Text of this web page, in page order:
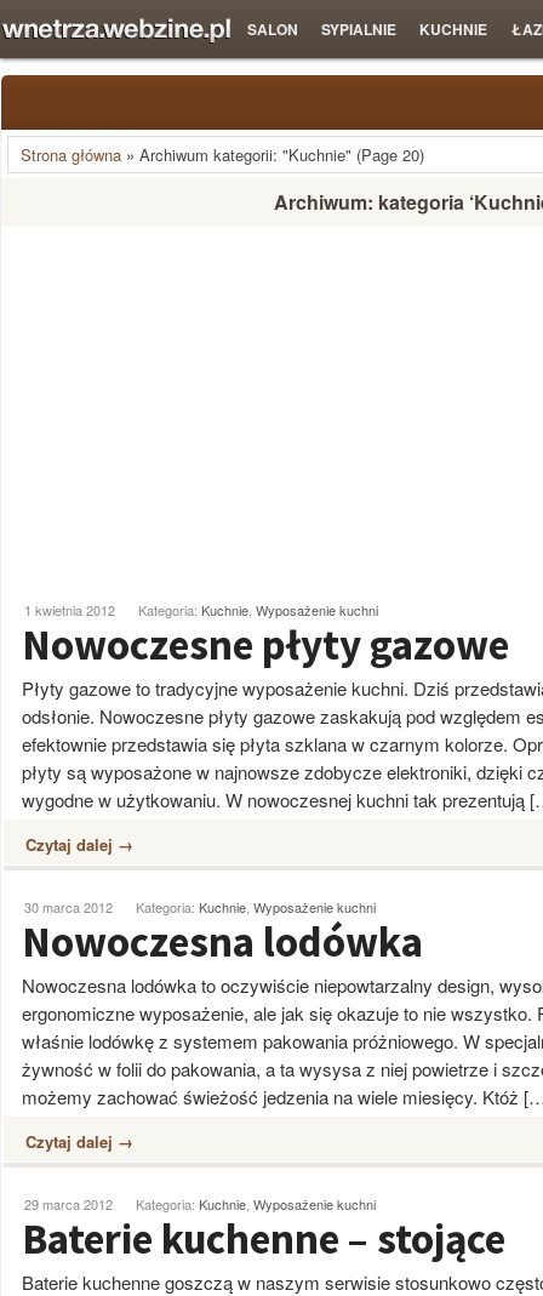
SALON SYPIALNIE KUCHNIE
Strona główna » Archiwum kategorii: "Kuchnie" (Page 20)
Archiwum: kategoria
1 kwietnia 2012 Kategoria: Kuchnie Wyposażenie kuchni
Nowoczesne płyty gazowe
Płyty gazowe to tradycyjne wyposażenie kuchni. Dziś
odsłonie. Nowoczesne płyty gazowe zaskakują pod względem
efektownie przedstawia się płyta szklana w czarnym kolorze.
płyty są wyposażone w najnowsze zdobycze elektroniki, dzięki
wygodne w użytkowaniu. W nowoczesnej kuchni tak prezentują
Czytaj dalej →
30 marca 2012 Kategoria: Kuchnie Wyposażenie kuchni
Nowoczesna lodówka
Nowoczesna lodówka to oczywiście niepowtarzalny design,
ergonomiczne wyposażenie, ale jak się okazuje to nie wszystko.
właśnie lodówkę z systemem pakowania próżniowego. W
żywność w folii do pakowania, a ta wysysa z niej powietrze i
możemy zachować świeżość jedzenia na wiele miesięcy. Któż
Czytaj dalej →
29 marca 2012 Kategoria: Kuchnie Wyposażenie kuchni
Baterie kuchenne – stojące
Baterie kuchenne goszczą w naszym serwisie stosunkowo